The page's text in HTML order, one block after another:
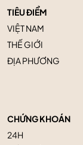
TIÊU ĐIỂM
VIỆT NAM
THẾ GIỚI
ĐỊA PHƯƠNG
CHỨNG KHOÁN
24H